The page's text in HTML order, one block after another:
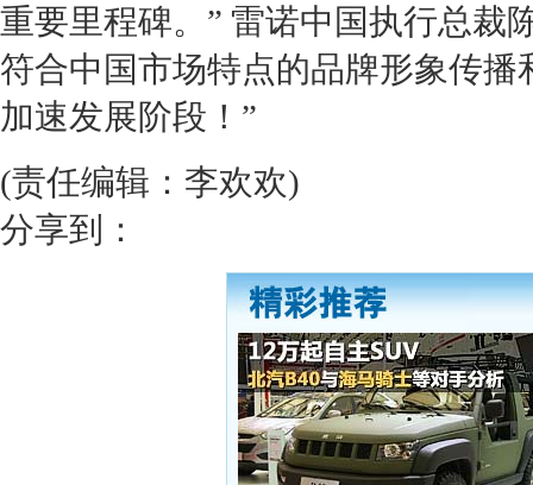
重要里程碑。” 雷诺中国执行总裁
符合中国市场特点的品牌形象传播
加速发展阶段！”
(责任编辑：李欢欢)
分享到：